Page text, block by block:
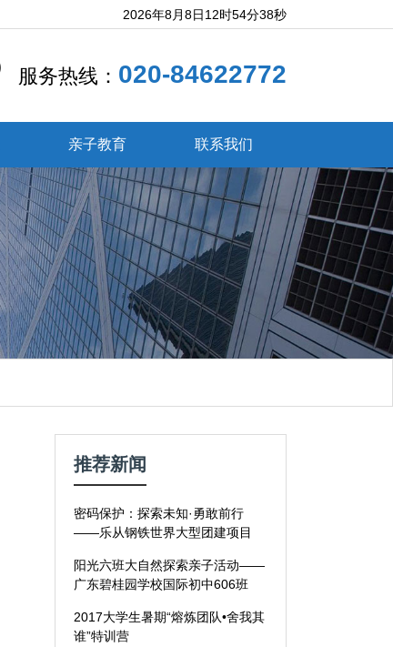
2026年8月8日12时54分39秒
服务热线： 020-84622772
亲子教育 联系我们
推荐新闻
密码保护：探索未知·勇敢前行
——乐从钢铁世界大型团建项目
阳光六班大自然探索亲子活动——
广东碧桂园学校国际初中606班
2017大学生暑期“熔炼团队•舍我其
谁”特训营